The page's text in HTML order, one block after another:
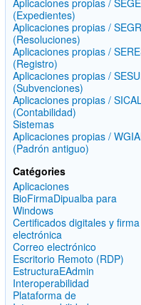
Aplicaciones propias /
(Expedientes)
Aplicaciones propias /
(Resoluciones)
Aplicaciones propias /
(Registro)
Aplicaciones propias /
(Subvenciones)
Aplicaciones propias /
(Contabilidad)
Sistemas
Aplicaciones propias /
(Padrón antiguo)
Catégories
Aplicaciones
BioFirmaDipualba para
Windows
Certificados digitales y firma
electrónica
Correo electrónico
Escritorio Remoto (RDP)
EstructuraEAdmin
Interoperabilidad
Plataforma de